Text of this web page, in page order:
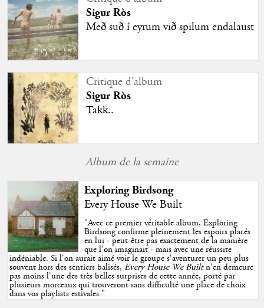
Sigur Ròs
Með suð í eyrum við spilum endalaust
Critique d'album
Sigur Ròs
Takk..
Album de la semaine
Exploring Birdsong
Every House We Built
"Avec ce premier véritable album, Exploring
Birdsong confirme pleinement les espoirs placés
en lui - peut-être pas exactement de la manière
que l'on imaginait - mais avec une réussite
indéniable. Si l'on aurait aimé voir le groupe s'aventurer un peu plus
souvent hors des sentiers balisés,Every House We Builtn'en demeure
pas moins l'une des très belles surprises de cette année, porté par
plusieurs morceaux qui trouveront sans difficulté une place de choix
dans vos playlists estivales."